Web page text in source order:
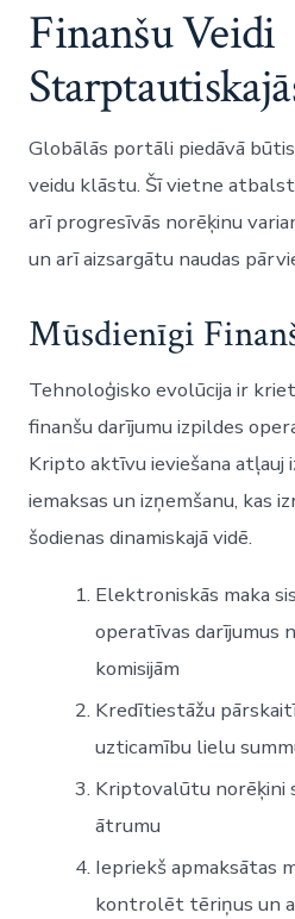
Finanšu Veidi
Globālās portāli piedāvā
veidu klāstu. Šī vietne
arī progresīvās norēķinu
un arī aizsargātu naudas
Mūsdienīgi
Tehnoloģisko evolūcija ir
finanšu darījumu izpildes
Kripto aktīvu ieviešana
iemaksas un izņemšanu, kas
šodienas dinamiskajā vidē.
Elektroniskās maka
operatīvas darījumus
komisijām
Kredītiestāžu
uzticamību lielu
Kriptovalūtu norēķini
ātrumu
Iepriekš apmaksātas
kontrolēt tēriņus un